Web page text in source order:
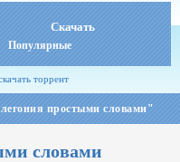
Скачать
Популярные
торрент
простыми словами"
словами